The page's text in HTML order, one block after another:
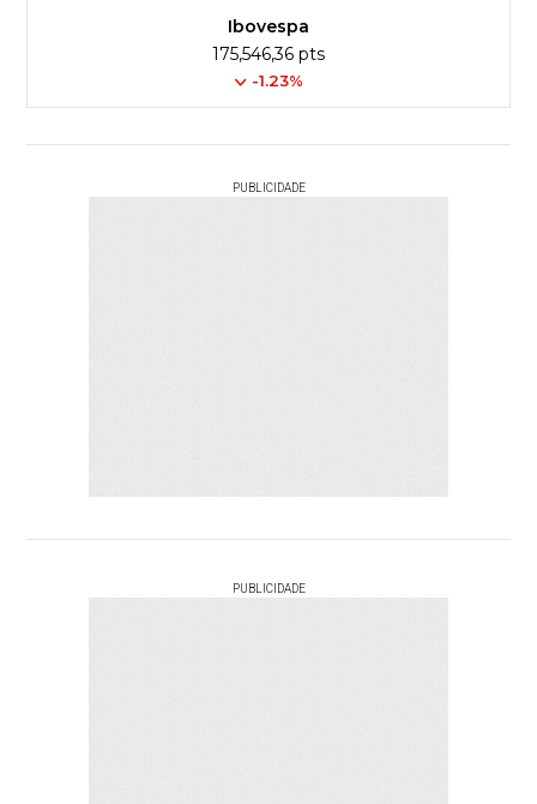
Ibovespa
175,546,36 pts
-1.23%
PUBLICIDADE
PUBLICIDADE